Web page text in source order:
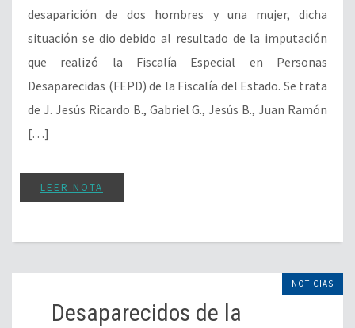
desaparición de dos hombres y una mujer, dicha
situación se dio debido al resultado de la imputación
que realizó la Fiscalía Especial en Personas
Desaparecidas (FEPD) de la Fiscalía del Estado. Se trata
de J. Jesús Ricardo B., Gabriel G., Jesús B., Juan Ramón
[…]
LEER NOTA
NOTICIAS
Desaparecidos de la